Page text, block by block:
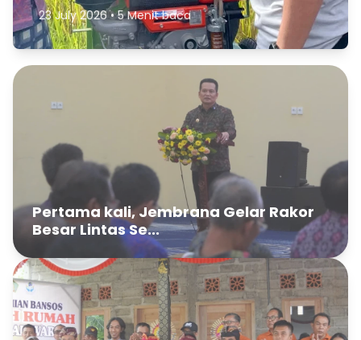
23 July 2026 • 5 Menit baca
Pertama kali, Jembrana Gelar Rakor
Besar Lintas Se...